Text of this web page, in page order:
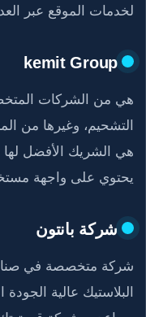
لخدمات الموقع عبر
kemit Group
هي من الشركات
التشحيم، وغيرها من
هي الشريك الأفضل
يحتوي على واجهة
شركة بانتون
شركة متخصصة في
البلاستيك عالية